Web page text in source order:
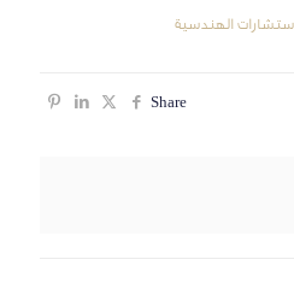
الهندسية
Share